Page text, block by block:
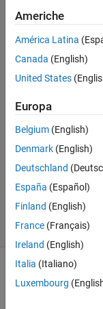
WARRIOR24
2021
1
Risposta
Risposta
Aggiornato
15 Apr
2021
Visualizzazioni
(30 giorni)
Americhe
América Latina
Canada (English)
United States
Europa
Belgium (English)
Denmark (English)
Deutschland
España (Español)
Finland (English)
France (Français)
Ireland (English)
Italia (Italiano)
Luxembourg